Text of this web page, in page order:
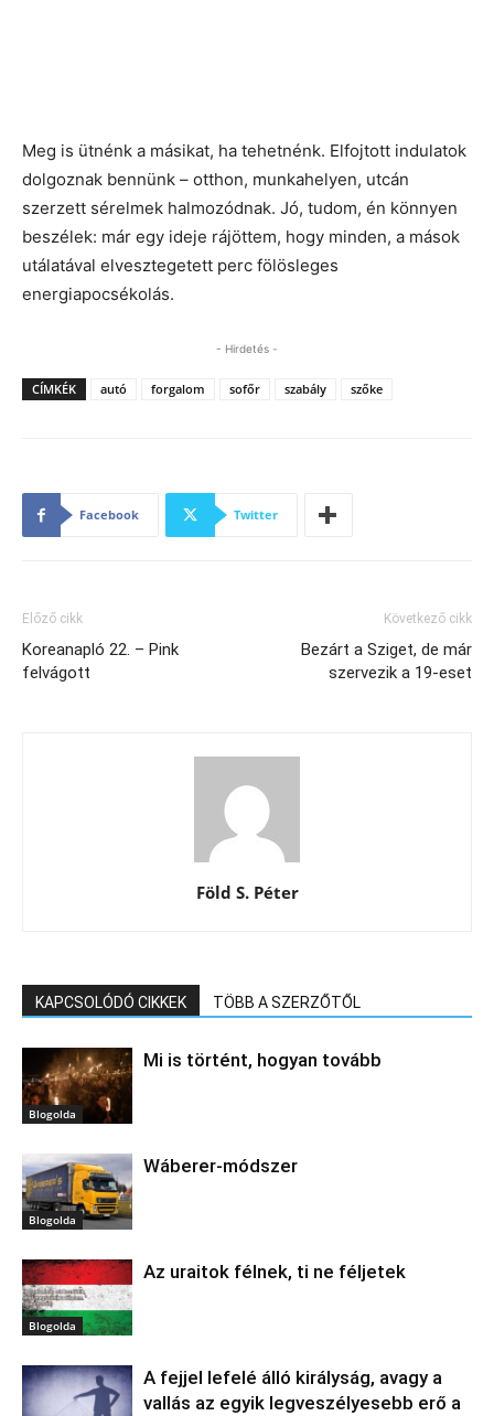
Meg is ütnénk a másikat, ha tehetnénk. Elfojtott indulatok
dolgoznak bennünk – otthon, munkahelyen, utcán
szerzett sérelmek halmozódnak. Jó, tudom, én könnyen
beszélek: már egy ideje rájöttem, hogy minden, a mások
utálatával elvesztegetett perc fölösleges
energiapocsékolás.
- Hirdetés -
CÍMKÉK autó forgalom sofőr szabály szőke
Facebook Twitter
Előző cikk
Koreanapló 22. – Pink
felvágott
Következő cikk
Bezárt a Sziget, de már
szervezik a 19-eset
Föld S. Péter
KAPCSOLÓDÓ CIKKEK TÖBB A SZERZŐTŐL
Blogolda
Mi is történt, hogyan tovább
Blogolda
Wáberer-módszer
Blogolda
Az uraitok félnek, ti ne féljetek
A fejjel lefelé álló királyság, avagy a
vallás az egyik legveszélyesebb erő a